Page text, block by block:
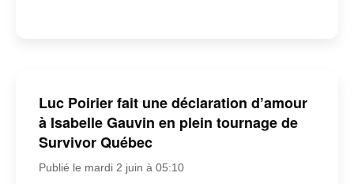
Luc Poirier fait une déclaration d’amour
à Isabelle Gauvin en plein tournage de
Survivor Québec
Publié le mardi 2 juin à 05:10